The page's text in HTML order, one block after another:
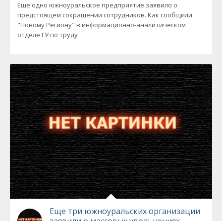
Еще одно южноуральское предприятие заявило о
предстоящем сокращении сотрудников. Как сообщили
"Новому Региону" в информационно-аналитическом
отделе ГУ по труду
Еще три южноуральских организации